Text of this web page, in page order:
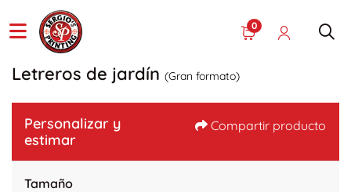
0
Letreros de jardín (Gran formato)
Personalizar y
estimar
Compartir producto
Tamaño